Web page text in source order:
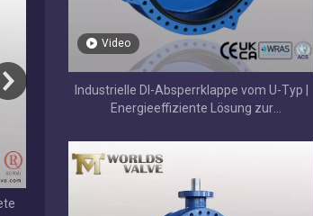
EPDM / NBR / VITON / BUNA-
Video
Industrielle DI-Absperrklappe vom U-Typ |
Energieeffiziente Lösung zur